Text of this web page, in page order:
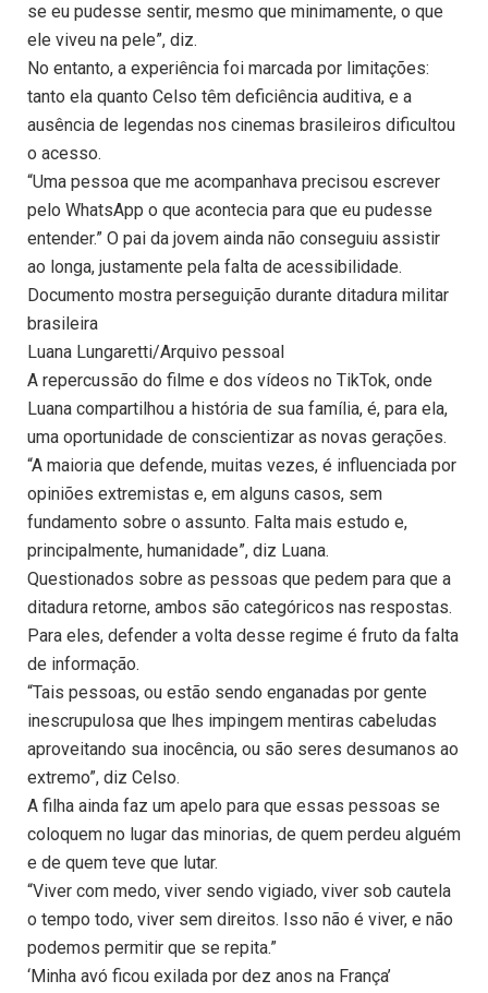
se eu pudesse sentir, mesmo que minimamente, o que
ele viveu na pele”, diz.
No entanto, a experiência foi marcada por limitações:
tanto ela quanto Celso têm deficiência auditiva, e a
ausência de legendas nos cinemas brasileiros dificultou
o acesso.
“Uma pessoa que me acompanhava precisou escrever
pelo WhatsApp o que acontecia para que eu pudesse
entender.” O pai da jovem ainda não conseguiu assistir
ao longa, justamente pela falta de acessibilidade.
Documento mostra perseguição durante ditadura militar
brasileira
Luana Lungaretti/Arquivo pessoal
A repercussão do filme e dos vídeos no TikTok, onde
Luana compartilhou a história de sua família, é, para ela,
uma oportunidade de conscientizar as novas gerações.
“A maioria que defende, muitas vezes, é influenciada por
opiniões extremistas e, em alguns casos, sem
fundamento sobre o assunto. Falta mais estudo e,
principalmente, humanidade”, diz Luana.
Questionados sobre as pessoas que pedem para que a
ditadura retorne, ambos são categóricos nas respostas.
Para eles, defender a volta desse regime é fruto da falta
de informação.
“Tais pessoas, ou estão sendo enganadas por gente
inescrupulosa que lhes impingem mentiras cabeludas
aproveitando sua inocência, ou são seres desumanos ao
extremo”, diz Celso.
A filha ainda faz um apelo para que essas pessoas se
coloquem no lugar das minorias, de quem perdeu alguém
e de quem teve que lutar.
“Viver com medo, viver sendo vigiado, viver sob cautela
o tempo todo, viver sem direitos. Isso não é viver, e não
podemos permitir que se repita.”
‘Minha avó ficou exilada por dez anos na França’